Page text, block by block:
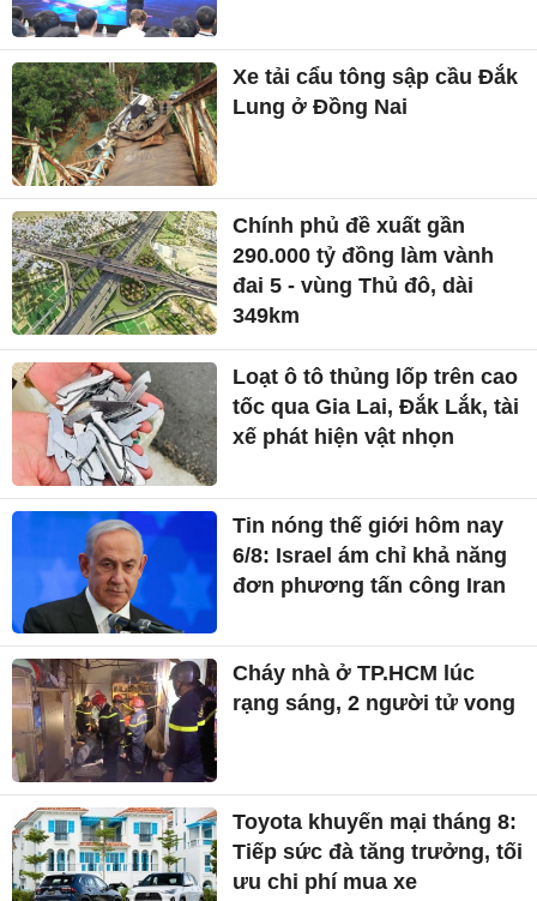
Xe tải cẩu tông sập cầu Đắk
Lung ở Đồng Nai
Chính phủ đề xuất gần
290.000 tỷ đồng làm vành
đai 5 - vùng Thủ đô, dài
349km
Loạt ô tô thủng lốp trên cao
tốc qua Gia Lai, Đắk Lắk, tài
xế phát hiện vật nhọn
Tin nóng thế giới hôm nay
6/8: Israel ám chỉ khả năng
đơn phương tấn công Iran
Cháy nhà ở TP.HCM lúc
rạng sáng, 2 người tử vong
Toyota khuyến mại tháng 8:
Tiếp sức đà tăng trưởng, tối
ưu chi phí mua xe